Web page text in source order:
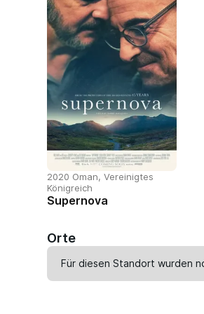
2020 Oman, Vereinigtes
Königreich
Supernova
Orte
Für diesen Standort wurden